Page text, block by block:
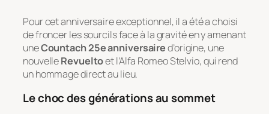
Pour cet anniversaire exceptionnel, il a été a choisi
de froncer les sourcils face à la gravité en y amenant
uneCountach 25e anniversaired’origine, une
nouvelleRevueltoet l’Alfa Romeo Stelvio, qui rend
un hommage direct au lieu.
Le choc des générations au sommet